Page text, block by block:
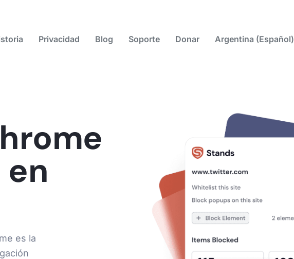
Privacidad Blog Soporte Donar Argentina (Español)
es la